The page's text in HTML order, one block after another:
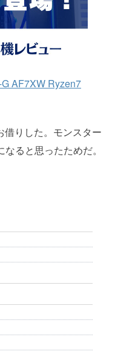
AF7XW Ryzen7
りした。モンスター
ると思ったためだ。